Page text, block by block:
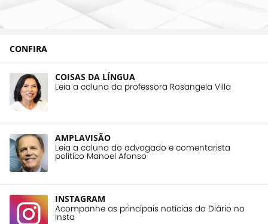
CONFIRA
COISAS DA LÍNGUA
Leia a coluna da professora Rosangela Villa
AMPLAVISÃO
Leia a coluna do advogado e comentarista
político Manoel Afonso
INSTAGRAM
Acompanhe as principais notícias do Diário no
insta